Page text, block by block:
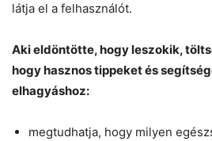
látja el a felhasználót.
Aki eldöntötte, hogy leszokik,
hogy hasznos tippeket és
elhagyáshoz:
megtudhatja, hogy milyen